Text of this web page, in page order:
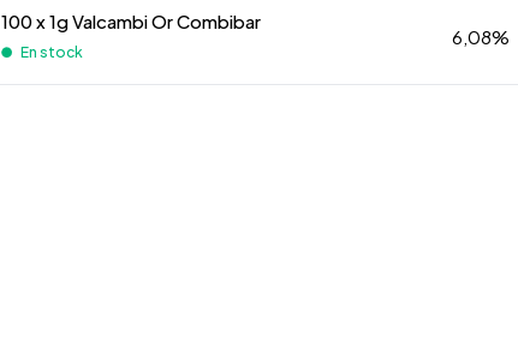
100 x 1g Valcambi Or Combibar
En stock
6,08%